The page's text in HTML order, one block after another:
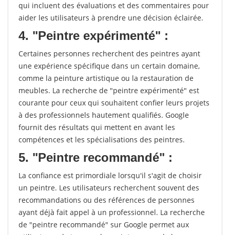
qui incluent des évaluations et des commentaires pour
aider les utilisateurs à prendre une décision éclairée.
4. "Peintre expérimenté" :
Certaines personnes recherchent des peintres ayant
une expérience spécifique dans un certain domaine,
comme la peinture artistique ou la restauration de
meubles. La recherche de "peintre expérimenté" est
courante pour ceux qui souhaitent confier leurs projets
à des professionnels hautement qualifiés. Google
fournit des résultats qui mettent en avant les
compétences et les spécialisations des peintres.
5. "Peintre recommandé" :
La confiance est primordiale lorsqu'il s'agit de choisir
un peintre. Les utilisateurs recherchent souvent des
recommandations ou des références de personnes
ayant déjà fait appel à un professionnel. La recherche
de "peintre recommandé" sur Google permet aux